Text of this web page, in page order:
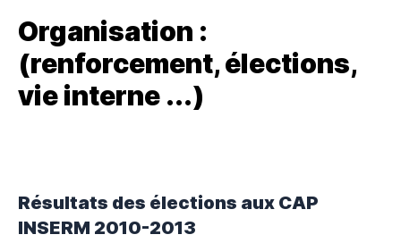
Organisation :
(renforcement, élections,
vie interne ...)
Résultats des élections aux CAP
INSERM 2010-2013